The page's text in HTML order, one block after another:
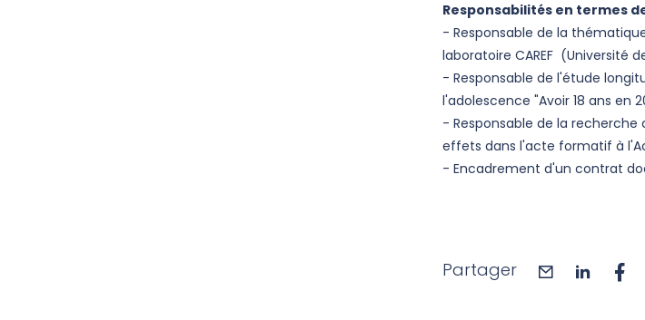
Responsabilités en termes
- Responsable de la
laboratoire CAREF (Université
- Responsable de l'étude
l'adolescence "Avoir 18 ans en
- Responsable de la
effets dans l'acte formatif à
- Encadrement d'un contrat
Partager maillinkedin